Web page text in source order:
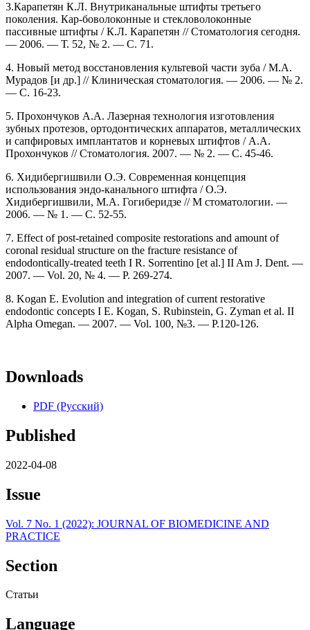
3.Карапетян К.Л. Внутриканальные штифты третьего
поколения. Кар-боволоконные и стекловолоконные
пассивные штифты / К.Л. Карапетян // Стоматология сегодня.
— 2006. — Т. 52, № 2. — С. 71.
4. Новый метод восстановления культевой части зуба / М.А.
Мурадов [и др.] // Клиническая стоматология. — 2006. — № 2.
— С. 16-23.
5. Прохончуков А.А. Лазерная технология изготовления
зубных протезов, ортодонтических аппаратов, металлических
и сапфировых имплантатов и корневых штифтов / А.А.
Прохончуков // Стоматология. 2007. — № 2. — С. 45-46.
6. Хидибергишвили О.Э. Современная концепция
использования эндо-канального штифта / О.Э.
Хидибергишвили, М.А. Гогиберидзе // М стоматологии. —
2006. — № 1. — С. 52-55.
7. Effect of post-retained composite restorations and amount of
coronal residual structure on the fracture resistance of
endodontically-treated teeth I R. Sorrentino [et al.] II Am J. Dent. —
2007. — Vol. 20, № 4. — P. 269-274.
8. Kogan E. Evolution and integration of current restorative
endodontic concepts I E. Kogan, S. Rubinstein, G. Zyman et al. II
Alpha Omegan. — 2007. — Vol. 100, №3. — P.120-126.
Downloads
PDF (Русский)
Published
2022-04-08
Issue
Vol. 7 No. 1 (2022): JOURNAL OF BIOMEDICINE AND
PRACTICE
Section
Статьи
Language